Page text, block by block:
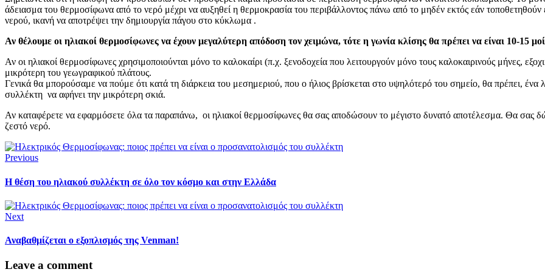
άδειασμα του θερμοσίφωνα από το νερό μέχρι να αυξηθεί η θερμοκρασία του περιβάλλοντος πάνω από το μηδέν εκτός εάν τοποθετηθούν
νερού, ικανή να αποτρέψει την δημιουργία πάγου στο κύκλωμα .
Αν θέλουμε οι ηλιακοί θερμοσίφωνες να έχουν μεγαλύτερη απόδοση τον χειμώνα, τότε η γωνία κλίσης θα πρέπει να είναι 10-15
Αν οι ηλιακοί θερμοσίφωνες χρησιμοποιούνται μόνο το καλοκαίρι (π.χ. ξενοδοχεία που λειτουργούν μόνο τους καλοκαιρινούς μήνες,
μικρότερη του γεωγραφικού πλάτους.
Γενικά θα μπορούσαμε να πούμε ότι κατά τη διάρκεια του μεσημεριού, που ο ήλιος βρίσκεται στο υψηλότερό του σημείο, θα πρέπει, ένα
συλλέκτη να αφήνει την μικρότερη σκιά.
Αν καταφέρετε να εφαρμόσετε όλα τα παραπάνω, οι ηλιακοί θερμοσίφωνες θα σας αποδώσουν το μέγιστο δυνατό αποτέλεσμα. Θα σας
ζεστό νερό.
Previous
Η θέση του ηλιακού συλλέκτη σε όλο τον κόσμο και στην Ελλάδα
Next
Αναβαθμίζεται ο εξοπλισμός της Venman!
Leave a comment